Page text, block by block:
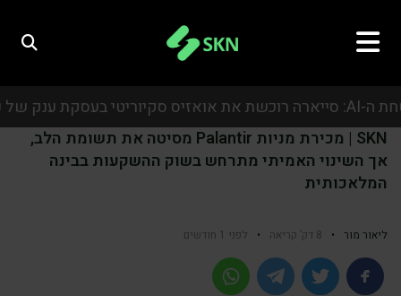
SKN | מכירת מניות Palantir מסיטה את תשומת הלב,
אך השינוי האמיתי מתרחש בשוק ההשקעות בבינה
המלאכותית
ליאור מור • 8 דק’ קריאה • לפני 1 חודשים